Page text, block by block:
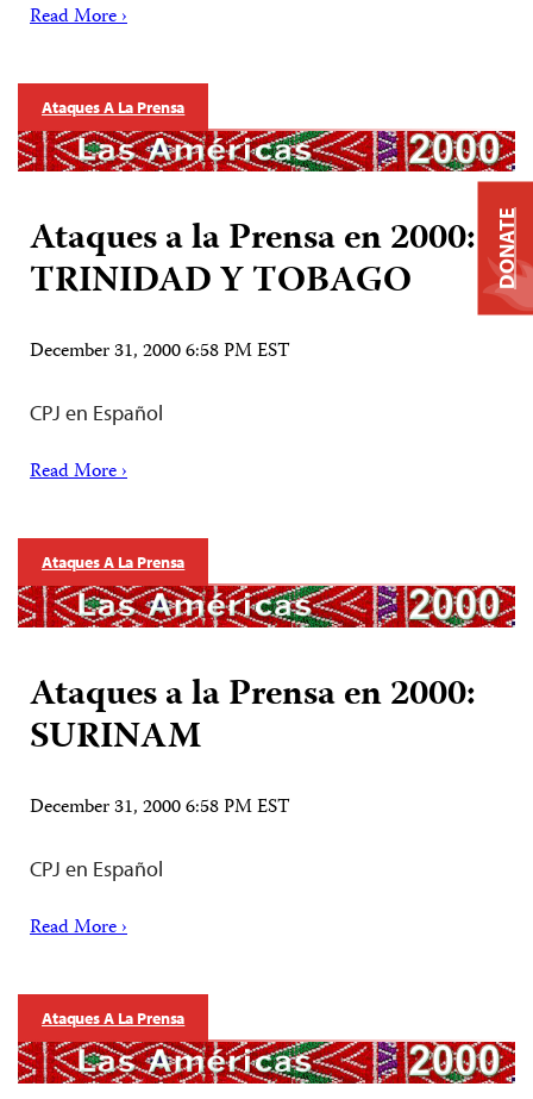
Read More ›
Ataques A La Prensa
Ataques a la Prensa en 2000:
TRINIDAD Y TOBAGO
December 31, 2000 6:58 PM EST
CPJ en Español
Read More ›
Ataques A La Prensa
Ataques a la Prensa en 2000:
SURINAM
December 31, 2000 6:58 PM EST
CPJ en Español
Read More ›
Ataques A La Prensa
DONATE